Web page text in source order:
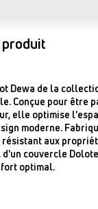
Dewa de la
Conçue pour être
elle optimise
moderne.
aux
d'un couvercle
optimal.